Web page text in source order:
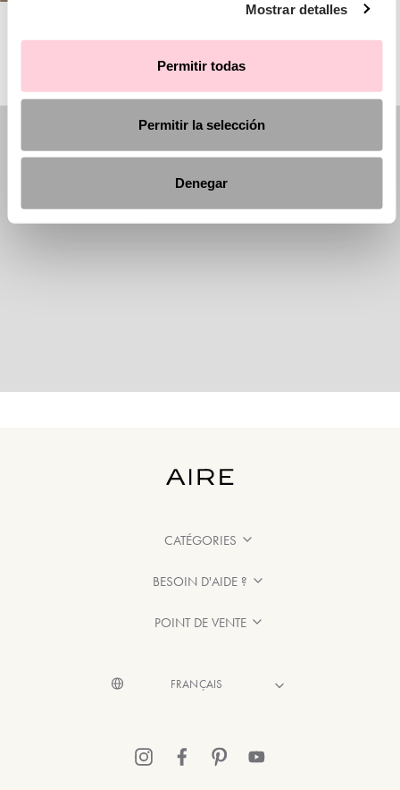
Mostrar detalles
Permitir todas
Permitir la selección
Denegar
CATÉGORIES
BESOIN D'AIDE ?
POINT DE VENTE